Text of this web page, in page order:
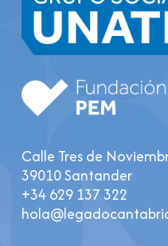
Calle Tres de
39010 Santander
+34 629 137 322